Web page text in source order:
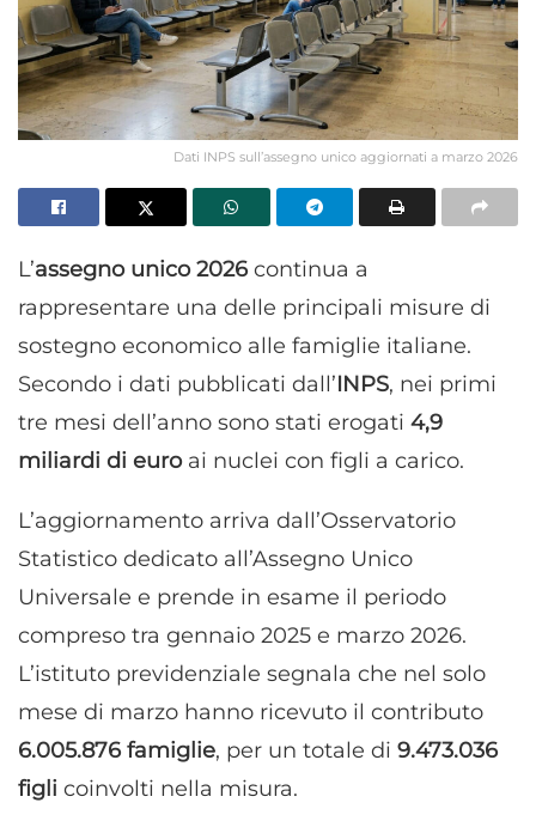
Dati INPS sull’assegno unico aggiornati a marzo 2026
L’assegno unico 2026 continua a
rappresentare una delle principali misure di
sostegno economico alle famiglie italiane.
Secondo i dati pubblicati dall’INPS, nei primi
tre mesi dell’anno sono stati erogati 4,9
miliardi di euroai nuclei con figli a carico.
L’aggiornamento arriva dall’Osservatorio
Statistico dedicato all’Assegno Unico
Universale e prende in esame il periodo
compreso tra gennaio 2025 e marzo 2026.
L’istituto previdenziale segnala che nel solo
mese di marzo hanno ricevuto il contributo
6.005.876 famiglie, per un totale di 9.473.036
figli coinvolti nella misura.